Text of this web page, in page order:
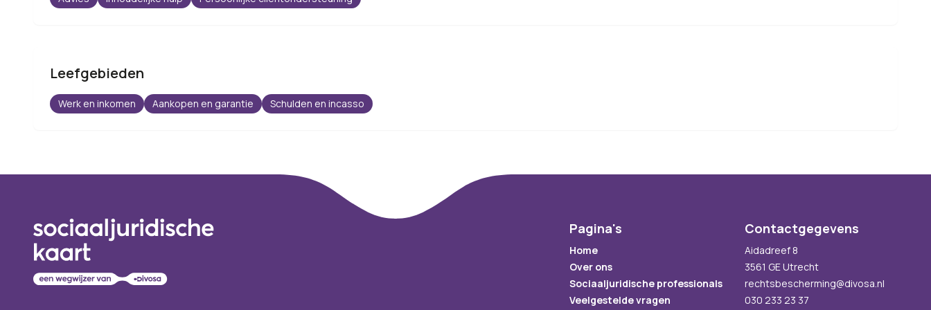
Leefgebieden
Werk en inkomen Aankopen en garantie Schulden en incasso
Pagina's
Home
Over ons
Sociaaljuridische professionals
Veelgestelde vragen
Contactgegevens
Aidadreef 8
3561 GE Utrecht
rechtsbescherming@divosa.nl
030 233 23 37